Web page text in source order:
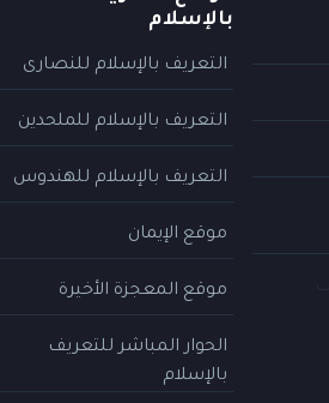
بالإسلام
التعريف بالإسلام للنصارى
التعريف بالإسلام للملحدين
التعريف بالإسلام للهندوس
موقع الإيمان
موقع المعجزة الأخيرة
الحوار المباشر للتعريف
بالإسلام